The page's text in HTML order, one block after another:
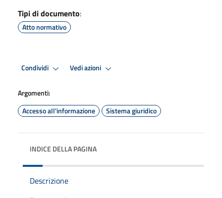
Tipi di documento:
Atto normativo
Condividi Vedi azioni
Argomenti:
Accesso all'informazione
Sistema giuridico
INDICE DELLA PAGINA
Descrizione